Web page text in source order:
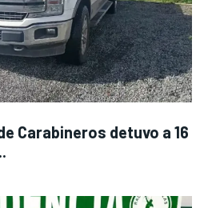
Carabineros detuvo a 16